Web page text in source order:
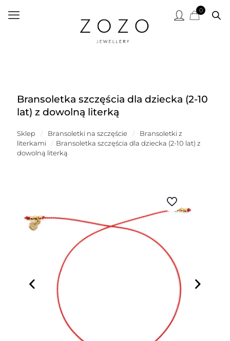
0
Bransoletka szczęścia dla dziecka (2-10
lat) z dowolną literką
Sklep / Bransoletki na szczęście /
Bransoletki z
literkami
/ Bransoletka szczęścia dla dziecka (2-10 lat) z
dowolną literką